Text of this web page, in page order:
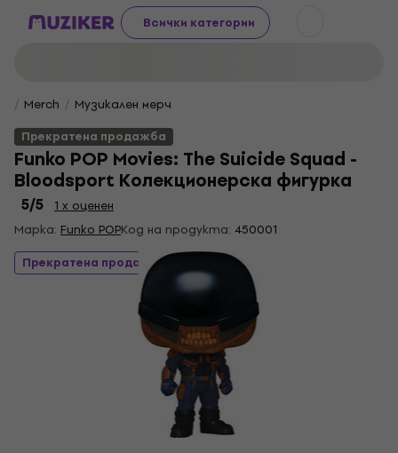
Всички категории
Merch
Музикален мерч
Прекратена продажба
Funko POP Movies: The Suicide Squad -
Bloodsport Колекционерска фигурка
5/5
1 x оценен
Марка: Funko POPКод на продукта: 450001
Прекратена продажба